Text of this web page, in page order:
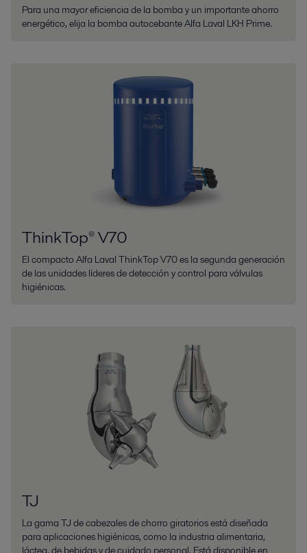
Para una mayor eficiencia de la bomba y un importante ahorro
energético, elija la bomba autocebante Alfa Laval LKH Prime.
ThinkTop® V70
El compacto Alfa Laval ThinkTop V70 es la segunda generación
de las unidades líderes de detección y control para válvulas
higiénicas.
TJ
La gama TJ de cabezales de chorro giratorios está diseñada
para aplicaciones higiénicas, como la industria alimentaria,